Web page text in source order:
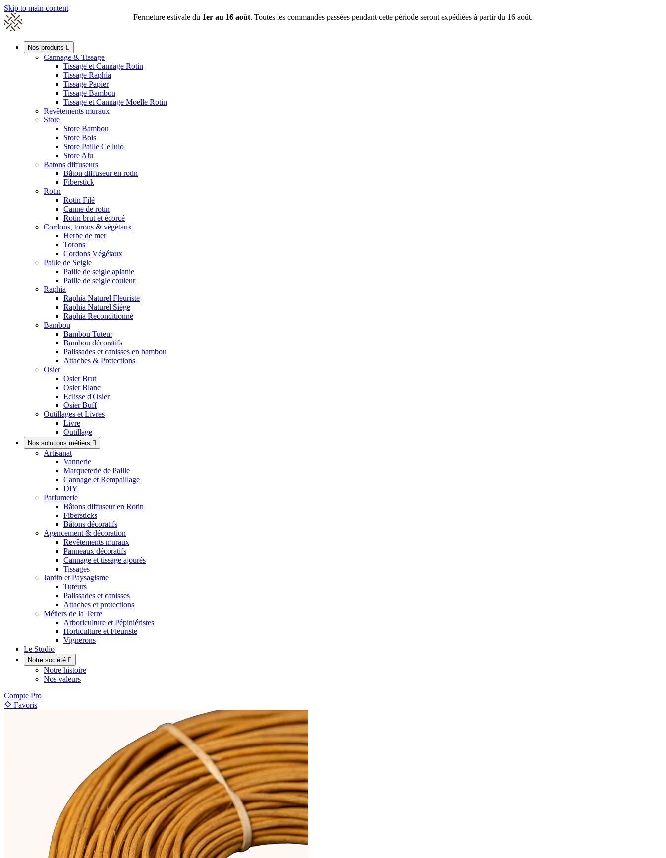
Skip to main content
Fermeture estivale du 1er au 16 août. Toutes les commandes passées pendant cette période seront expédiées à partir du 16 août.

Nos produits 
Cannage & Tissage
Tissage et Cannage Rotin
Tissage Raphia
Tissage Papier
Tissage Bambou
Tissage et Cannage Moelle Rotin
Revêtements muraux
Store
Store Bambou
Store Bois
Store Paille Cellulo
Store Alu
Batons diffuseurs
Bâton diffuseur en rotin
Fiberstick
Rotin
Rotin Filé
Canne de rotin
Rotin brut et écorcé
Cordons, torons & végétaux
Herbe de mer
Torons
Cordons Végétaux
Paille de Seigle
Paille de seigle aplanie
Paille de seigle couleur
Raphia
Raphia Naturel Fleuriste
Raphia Naturel Siège
Raphia Reconditionné
Bambou
Bambou Tuteur
Bambou décoratifs
Palissades et canisses en bambou
Attaches & Protections
Osier
Osier Brut
Osier Blanc
Eclisse d'Osier
Osier Buff
Outillages et Livres
Livre
Outillage
Nos solutions métiers 
Artisanat
Vannerie
Marqueterie de Paille
Cannage et Rempaillage
DIY
Parfumerie
Bâtons diffuseur en Rotin
Fibersticks
Bâtons décoratifs
Agencement & décoration
Revêtements muraux
Panneaux décoratifs
Cannage et tissage ajourés
Tissages
Jardin et Paysagisme
Tuteurs
Palissades et canisses
Attaches et protections
Métiers de la Terre
Arboriculture et Pépiniéristes
Horticulture et Fleuriste
Vignerons
Le Studio
Notre société 
Notre histoire
Nos valeurs
Compte Pro
Favoris